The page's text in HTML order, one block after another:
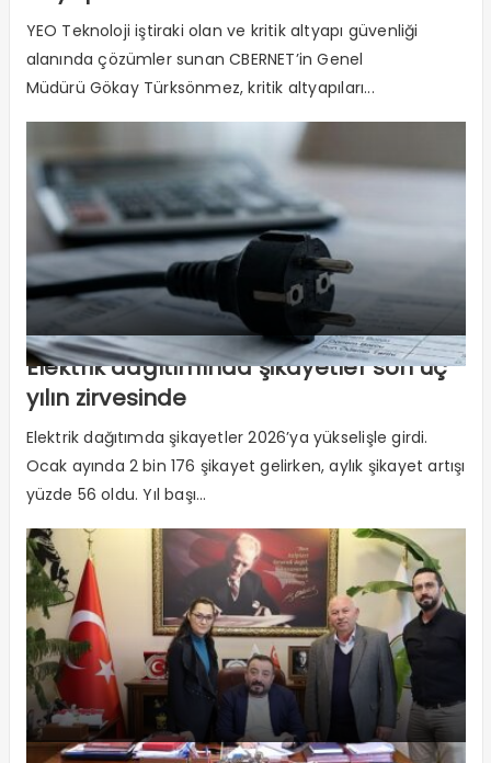
YEO Teknoloji iştiraki olan ve kritik altyapı güvenliği
alanında çözümler sunan CBERNET’in Genel
Müdürü Gökay Türksönmez, kritik altyapıları...
Elektrik dağıtımında şikayetler son üç
yılın zirvesinde
Elektrik dağıtımda şikayetler 2026’ya yükselişle girdi.
Ocak ayında 2 bin 176 şikayet gelirken, aylık şikayet artışı
yüzde 56 oldu. Yıl başı...